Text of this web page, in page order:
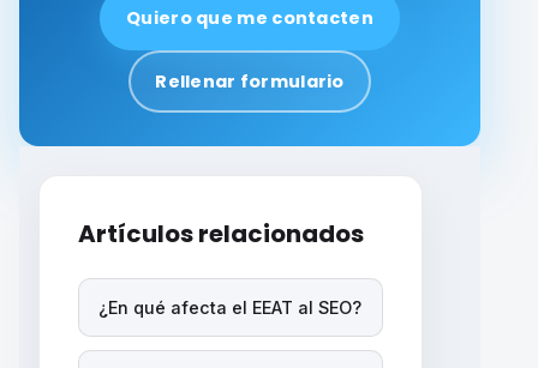
Quiero que me contacten
Rellenar formulario
Artículos relacionados
¿En qué afecta el EEAT al SEO?